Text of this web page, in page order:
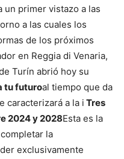
un primer vistazo a las
a las cuales los
de los próximos
en Reggia di Venaria,
Turín abrió hoy su
tu futuroal tiempo que da
caracterizará a la i Tres
2024 y 2028Esta es la
la
exclusivamente